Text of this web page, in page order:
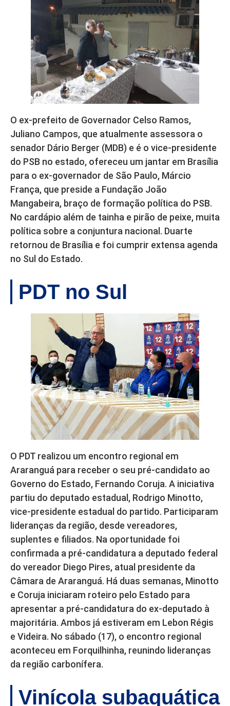
O ex-prefeito de Governador Celso Ramos,
Juliano Campos, que atualmente assessora o
senador Dário Berger (MDB) e é o vice-presidente
do PSB no estado, ofereceu um jantar em Brasília
para o ex-governador de São Paulo, Márcio
França, que preside a Fundação João
Mangabeira, braço de formação política do PSB.
No cardápio além de tainha e pirão de peixe, muita
política sobre a conjuntura nacional. Duarte
retornou de Brasília e foi cumprir extensa agenda
no Sul do Estado.
PDT no Sul
O PDT realizou um encontro regional em
Araranguá para receber o seu pré-candidato ao
Governo do Estado, Fernando Coruja. A iniciativa
partiu do deputado estadual, Rodrigo Minotto,
vice-presidente estadual do partido. Participaram
lideranças da região, desde vereadores,
suplentes e filiados. Na oportunidade foi
confirmada a pré-candidatura a deputado federal
do vereador Diego Pires, atual presidente da
Câmara de Araranguá. Há duas semanas, Minotto
e Coruja iniciaram roteiro pelo Estado para
apresentar a pré-candidatura do ex-deputado à
majoritária. Ambos já estiveram em Lebon Régis
e Videira. No sábado (17), o encontro regional
aconteceu em Forquilhinha, reunindo lideranças
da região carbonífera.
Vinícola subaquática